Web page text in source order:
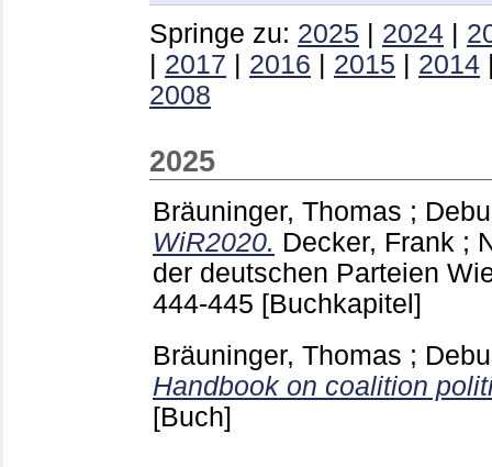
Springe zu: 2025 | 2024 |
| 2017 | 2016 | 2015 | 2014
2008
2025
Bräuninger, Thomas ;
WiR2020. Decker, Frank ;
der deutschen Parteien
444-445 [Buchkapitel]
Bräuninger, Thomas ;
Handbook on coalition
[Buch]